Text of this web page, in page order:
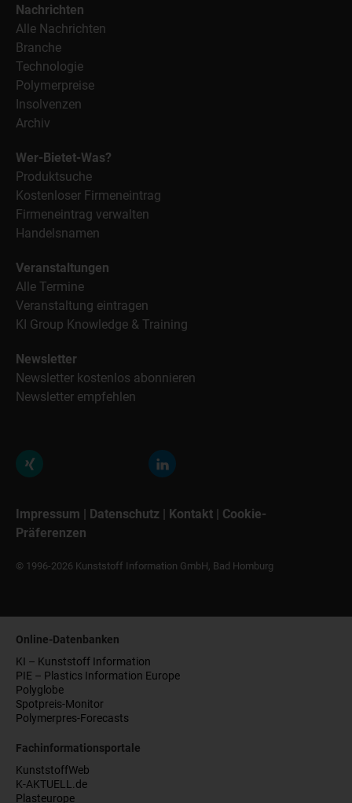
Nachrichten
Alle Nachrichten
Branche
Technologie
Polymerpreise
Insolvenzen
Archiv
Wer-Bietet-Was?
Produktsuche
Kostenloser Firmeneintrag
Firmeneintrag verwalten
Handelsnamen
Veranstaltungen
Alle Termine
Veranstaltung eintragen
KI Group Knowledge & Training
Newsletter
Newsletter kostenlos abonnieren
Newsletter empfehlen
Impressum Datenschutz Kontakt
Cookie-
Präferenzen
© 1996-2026 Kunststoff Information GmbH, Bad Homburg
Online-Datenbanken
KI – Kunststoff Information
PIE – Plastics Information Europe
Polyglobe
Spotpreis-Monitor
Polymerpres-Forecasts
Fachinformationsportale
KunststoffWeb
K-AKTUELL.de
Plasteurope